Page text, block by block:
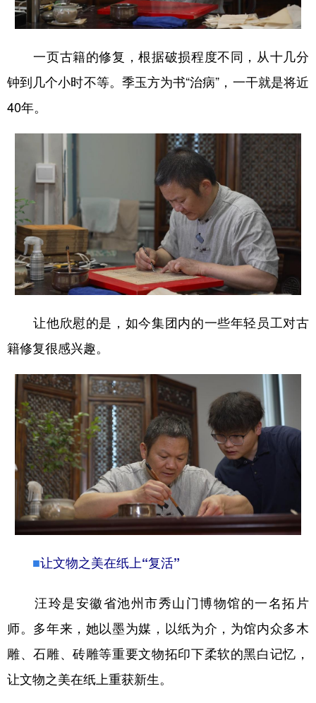
Deutsch Português
一页古籍的修复，根据破损程度不同，从十几分
钟到几个小时不等。季玉方为书“治病”，一干就是将近
40年。
让他欣慰的是，如今集团内的一些年轻员工对古
籍修复很感兴趣。
■让文物之美在纸上“复活”
汪玲是安徽省池州市秀山门博物馆的一名拓片
师。多年来，她以墨为媒，以纸为介，为馆内众多木
雕、石雕、砖雕等重要文物拓印下柔软的黑白记忆，
让文物之美在纸上重获新生。